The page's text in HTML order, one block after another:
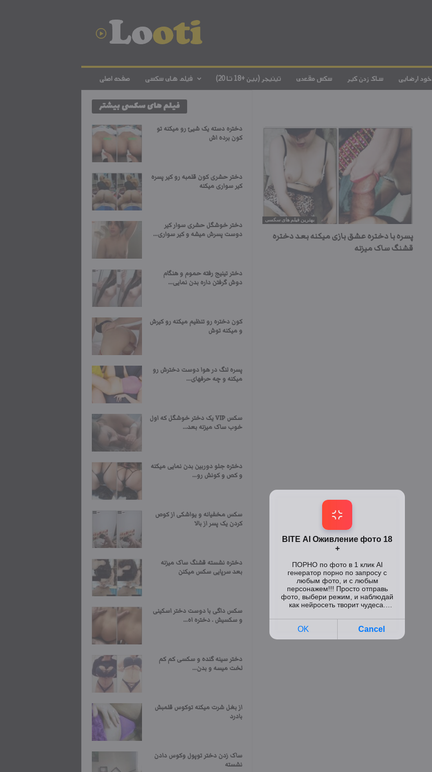
صفحه اصلی فیلم های سکسی تینیجر (بین +18 تا 20) سکس مقعدی ساک زدن کیر خود ارضایی
بهترین فیلم های سکسی
پسره با دختره عشق بازی میکنه بعد دختره
قشنگ ساک میزنه
فیلم های سکسی بیشتر
دختره دسته یک شیئ رو میکنه تو
کون برده اش
دختر حشری کون قلمبه رو کیر پسره
کیر سواری میکنه
دختر خوشگل حشری سوار کیر
دوست پسرش میشه و کیر سواری...
دختر تینیج رفته حموم و هنگام
دوش گرفتن داره بدن نمایی...
کون دختره رو تنظیم میکنه رو کیرش
و میکنه توش
پسره لنگ در هوا دوست دخترش رو
میکنه و چه حرفهای...
سکس VIP یک دختر خوشگل که اول
خوب ساک میزنه بعد...
دختره جلو دوربین بدن نمایی میکنه
و کص و کونش رو...
سکس مخفیانه و یواشکی از کوص
کردن یک پسر از بالا
دختره نشسته قشنگ ساک میزنه
بعد سرپایی سکس میکنن
سکس داگی با دوست دختر اسکینی
و سکسیش . دختره اه...
دختر سینه گنده و سکسی کم کم
لخت میسه و بدن...
از بغل شرت میکنه توکوس قلمبش
بادرد
ساک زدن دختر توپول وکوس دادن
نشسته